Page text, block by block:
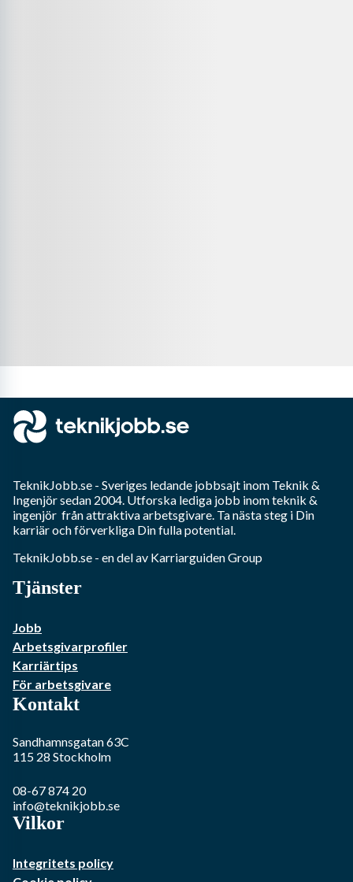
TeknikJobb.se - Sveriges ledande jobbsajt inom Teknik &
Ingenjörsedan 2004. Utforska lediga jobb inomteknik &
ingenjör från attraktiva arbetsgivare. Ta nästa steg i Din
karriär och förverkliga Din fulla potential.
TeknikJobb.se - en del av Karriarguiden Group
Tjänster
Jobb
Arbetsgivarprofiler
Karriärtips
För arbetsgivare
Kontakt
Sandhamnsgatan 63C
115 28 Stockholm
08-67 874 20
info@teknikjobb.se
Vilkor
Integritets policy